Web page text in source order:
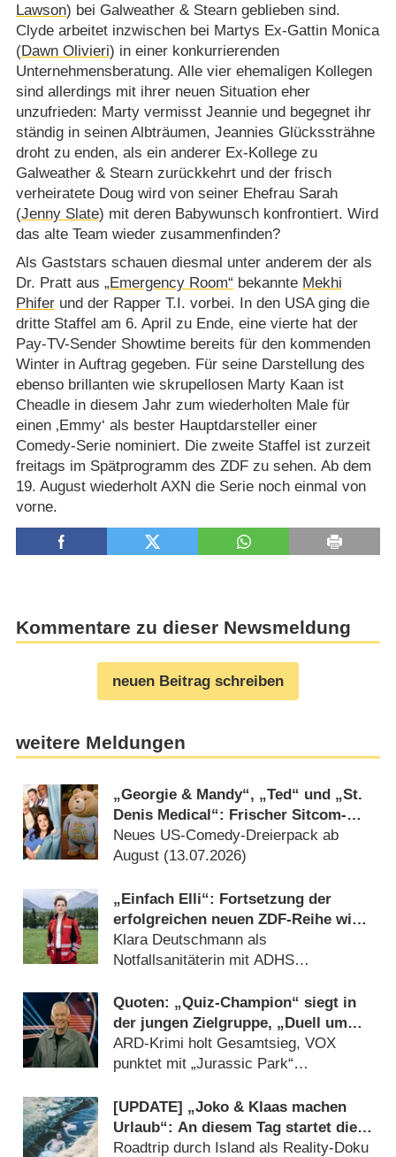
Lawson) bei Galweather & Stearn geblieben sind.
Clyde arbeitet inzwischen bei Martys Ex-Gattin Monica
(Dawn Olivieri) in einer konkurrierenden
Unternehmensberatung. Alle vier ehemaligen Kollegen
sind allerdings mit ihrer neuen Situation eher
unzufrieden: Marty vermisst Jeannie und begegnet ihr
ständig in seinen Albträumen, Jeannies Glückssträhne
droht zu enden, als ein anderer Ex-Kollege zu
Galweather & Stearn zurückkehrt und der frisch
verheiratete Doug wird von seiner Ehefrau Sarah
(Jenny Slate) mit deren Babywunsch konfrontiert. Wird
das alte Team wieder zusammenfinden?
Als Gaststars schauen diesmal unter anderem der als
Dr. Pratt aus „Emergency Room“ bekannte Mekhi
Phiferund der Rapper T.I. vorbei. In den USA ging die
dritte Staffel am 6. April zu Ende, eine vierte hat der
Pay-TV-Sender Showtime bereits für den kommenden
Winter in Auftrag gegeben. Für seine Darstellung des
ebenso brillanten wie skrupellosen Marty Kaan ist
Cheadle in diesem Jahr zum wiederholten Male für
einen ‚Emmy‘ als bester Hauptdarsteller einer
Comedy-Serie nominiert. Die zweite Staffel ist zurzeit
freitags im Spätprogramm des ZDF zu sehen. Ab dem
19. August wiederholt AXN die Serie noch einmal von
vorne.
Kommentare zu dieser Newsmeldung
neuen Beitrag schreiben
weitere Meldungen
„Georgie & Mandy“, „Ted“ und „St.
Denis Medical“: Frischer Sitcom-
Nachschub auf ProSieben
Neues US-Comedy-Dreierpack ab
August (13.07.2026)
„Einfach Elli“: Fortsetzung der
erfolgreichen neuen ZDF-Reihe wird
gedreht
Klara Deutschmann als
Notfallsanitäterin mit ADHS
Quoten: „Quiz-Champion“ siegt in
der jungen Zielgruppe, „Duell um
die Welt“-Best-of geht völlig unter
ARD-Krimi holt Gesamtsieg, VOX
punktet mit „Jurassic Park“
[UPDATE] „Joko & Klaas machen
Urlaub“: An diesem Tag startet die
neue Sendung des Entertainer-Duos
Roadtrip durch Island als Reality-Doku